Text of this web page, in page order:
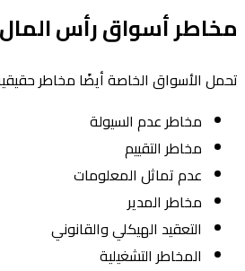
مخاطر أسواق رأس
تحمل الأسواق الخاصة أيضًا مخاطر
مخاطر عدم السيولة
مخاطر التقييم
عدم تماثل المعلومات
مخاطر المدير
التعقيد الهيكلي والقانوني
المخاطر التشغيلية